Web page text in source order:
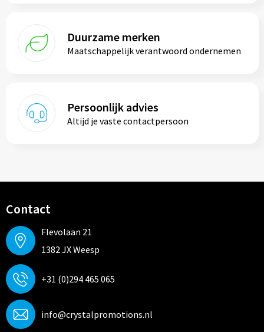
Duurzame merken
Maatschappelijk verantwoord ondernemen
Persoonlijk advies
Altijd je vaste contactpersoon
Contact
Flevolaan 21
1382 JX Weesp
+31 (0)294 465 065
info@crystalpromotions.nl